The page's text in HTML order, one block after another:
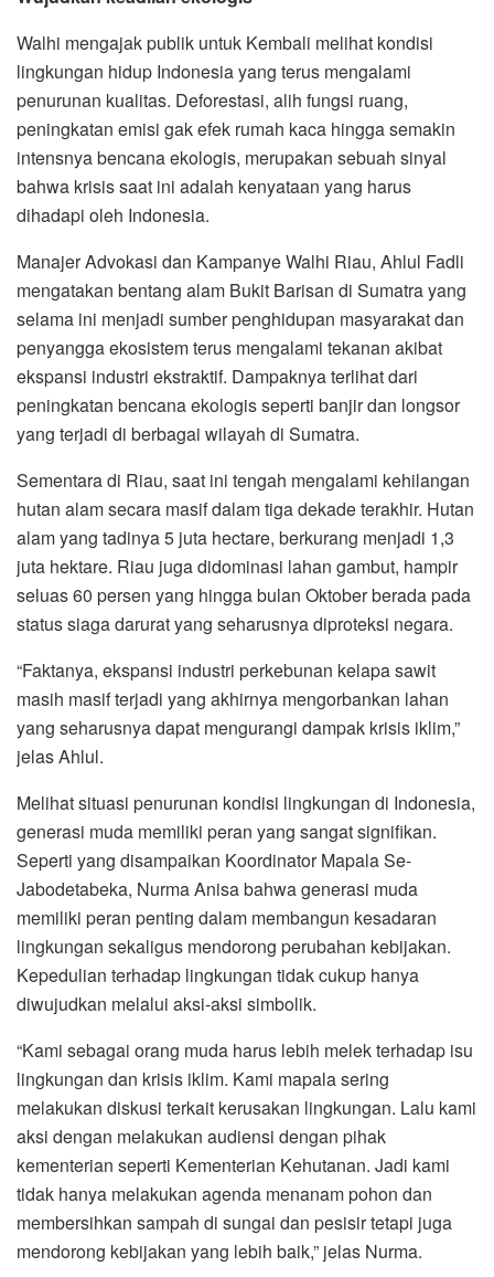
Walhi mengajak publik untuk Kembali melihat kondisi
lingkungan hidup Indonesia yang terus mengalami
penurunan kualitas. Deforestasi, alih fungsi ruang,
peningkatan emisi gak efek rumah kaca hingga semakin
intensnya bencana ekologis, merupakan sebuah sinyal
bahwa krisis saat ini adalah kenyataan yang harus
dihadapi oleh Indonesia.
Manajer Advokasi dan Kampanye Walhi Riau, Ahlul Fadli
mengatakan bentang alam Bukit Barisan di Sumatra yang
selama ini menjadi sumber penghidupan masyarakat dan
penyangga ekosistem terus mengalami tekanan akibat
ekspansi industri ekstraktif. Dampaknya terlihat dari
peningkatan bencana ekologis seperti banjir dan longsor
yang terjadi di berbagai wilayah di Sumatra.
Sementara di Riau, saat ini tengah mengalami kehilangan
hutan alam secara masif dalam tiga dekade terakhir. Hutan
alam yang tadinya 5 juta hectare, berkurang menjadi 1,3
juta hektare. Riau juga didominasi lahan gambut, hampir
seluas 60 persen yang hingga bulan Oktober berada pada
status siaga darurat yang seharusnya diproteksi negara.
“Faktanya, ekspansi industri perkebunan kelapa sawit
masih masif terjadi yang akhirnya mengorbankan lahan
yang seharusnya dapat mengurangi dampak krisis iklim,”
jelas Ahlul.
Melihat situasi penurunan kondisi lingkungan di Indonesia,
generasi muda memiliki peran yang sangat signifikan.
Seperti yang disampaikan Koordinator Mapala Se-
Jabodetabeka, Nurma Anisa bahwa generasi muda
memiliki peran penting dalam membangun kesadaran
lingkungan sekaligus mendorong perubahan kebijakan.
Kepedulian terhadap lingkungan tidak cukup hanya
diwujudkan melalui aksi-aksi simbolik.
“Kami sebagai orang muda harus lebih melek terhadap isu
lingkungan dan krisis iklim. Kami mapala sering
melakukan diskusi terkait kerusakan lingkungan. Lalu kami
aksi dengan melakukan audiensi dengan pihak
kementerian seperti Kementerian Kehutanan. Jadi kami
tidak hanya melakukan agenda menanam pohon dan
membersihkan sampah di sungai dan pesisir tetapi juga
mendorong kebijakan yang lebih baik,” jelas Nurma.